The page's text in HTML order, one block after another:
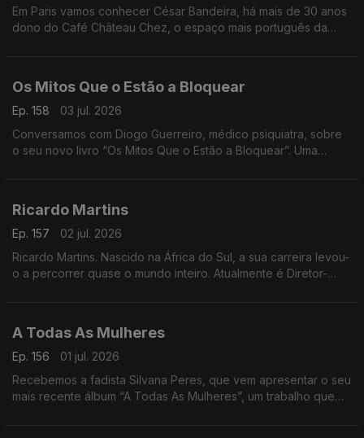
Em Paris vamos conhecer César Bandeira, há mais de 30 anos
dono do Café Château Chez, o espaço mais português da
Os Mitos Que o Estão a Bloquear
Ep. 158
03 jul. 2026
Conversamos com Diogo Guerreiro, médico psiquiatra, sobre
o seu novo livro “Os Mitos Que o Estão a Bloquear”. Uma
Ricardo Martins
Ep. 157
02 jul. 2026
Ricardo Martins. Nascido na África do Sul, a sua carreira levou-
o a percorrer quase o mundo inteiro. Atualmente é Diretor-
A Todas As Mulheres
Ep. 156
01 jul. 2026
Recebemos a fadista Silvana Peres, que vem apresentar o seu
mais recente álbum “A Todas As Mulheres”, um trabalho que